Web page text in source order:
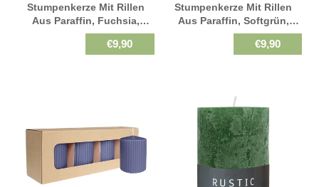
Stumpenkerze Mit Rillen
Aus Paraffin, Fuchsia,
WENZEL, 90/70 Mm,
Brenndauer Ca. 39h,
€9,90
Stumpenkerze Mit Rillen
Aus Paraffin, Softgrün,
WENZEL, 90/70 Mm,
Brenndauer Ca. 39h,
€9,90